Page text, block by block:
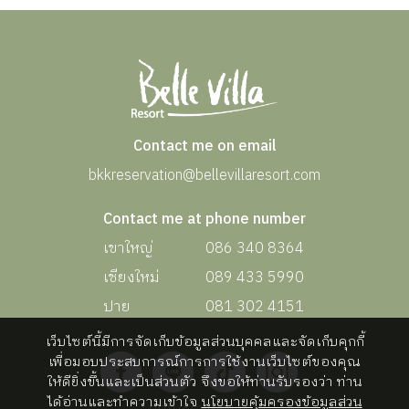
Contact me on email
bkkreservation@bellevillaresort.com
Contact me at phone number
เขาใหญ่
086 340 8364
เชียงใหม่
089 433 5990
ปาย
081 302 4151
เว็บไซต์นี้มีการจัดเก็บข้อมูลส่วนบุคคลและจัดเก็บคุกกี้
เพื่อมอบประสบการณ์การการใช้งานเว็บไซต์ของคุณ
ให้ดียิ่งขึ้นและเป็นส่วนตัว จึงขอให้ท่านรับรองว่า ท่าน
ได้อ่านและทำความเข้าใจนโยบายคุ้มครองข้อมูลส่วน